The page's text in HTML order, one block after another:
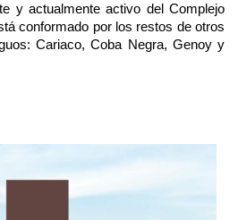
y actualmente activo del Complejo
conformado por los restos de otros
Cariaco, Coba Negra, Genoy y